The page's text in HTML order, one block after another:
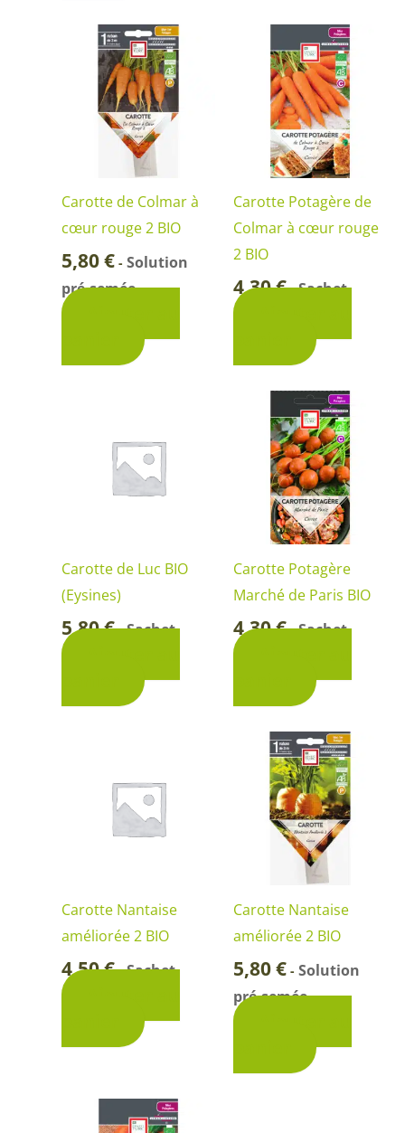
Carotte de Colmar à
cœur rouge 2 BIO
5,80€ - Solution
pré-semée
Carotte Potagère de
Colmar à cœur rouge
2 BIO
4,30€-Sachet
Carotte de Luc BIO
(Eysines)
5,80€-Sachet
Carotte Potagère
Marché de Paris BIO
4,30€-Sachet
Carotte Nantaise
améliorée 2 BIO
4,50€-Sachet
Carotte Nantaise
améliorée 2 BIO
5,80€ - Solution
pré-semée